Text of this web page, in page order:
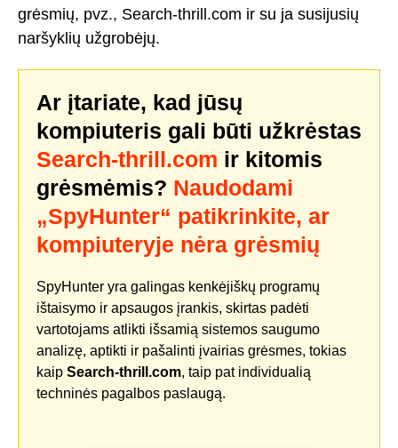
grėsmių, pvz., Search-thrill.com ir su ja susijusių
naršyklių užgrobėjų.
Ar įtariate, kad jūsų
kompiuteris gali būti užkrėstas
Search-thrill.com ir kitomis
grėsmėmis? Naudodami
„SpyHunter“ patikrinkite, ar
kompiuteryje nėra grėsmių
SpyHunter yra galingas kenkėjiškų programų
ištaisymo ir apsaugos įrankis, skirtas padėti
vartotojams atlikti išsamią sistemos saugumo
analizę, aptikti ir pašalinti įvairias grėsmes, tokias
kaip Search-thrill.com, taip pat individualią
techninės pagalbos paslaugą.